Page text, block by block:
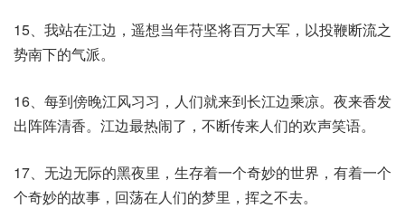
15、我站在江边，遥想当年苻坚将百万大军，以投鞭断流之
势南下的气派。
16、每到傍晚江风习习，人们就来到长江边乘凉。夜来香发
出阵阵清香。江边最热闹了，不断传来人们的欢声笑语。
17、无边无际的黑夜里，生存着一个奇妙的世界，有着一个
个奇妙的故事，回荡在人们的梦里，挥之不去。